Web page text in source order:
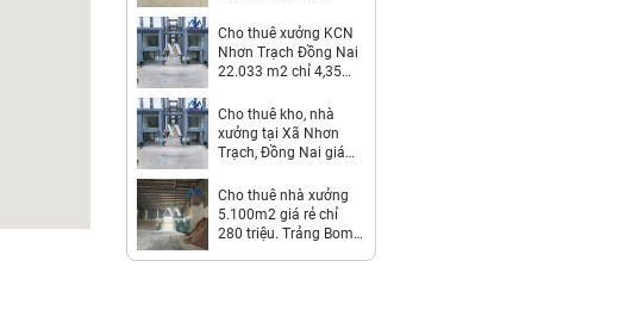
Cho thuê xưởng KCN
Nhơn Trạch Đồng Nai
22.033 m2 chỉ 4,35
Cho thuê kho, nhà
xưởng tại Xã Nhơn
Trạch, Đồng Nai giá
Cho thuê nhà xưởng
5.100m2 giá rẻ chỉ
280 triệu. Trảng Bom-